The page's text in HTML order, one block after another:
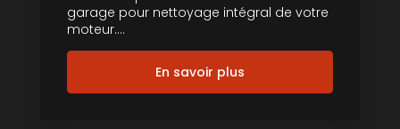
garage pour nettoyage intégral de votre
moteur....
En savoir plus